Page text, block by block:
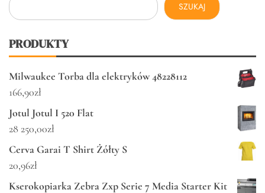
SZUKAJ
PRODUKTY
Milwaukee Torba dla elektryków 48228112
166,90zł
Jotul Jotul I 520 Flat
28 250,00zł
Cerva Garai T Shirt Żółty S
20,96zł
Kserokopiarka Zebra Zxp Serie 7 Media Starter Kit